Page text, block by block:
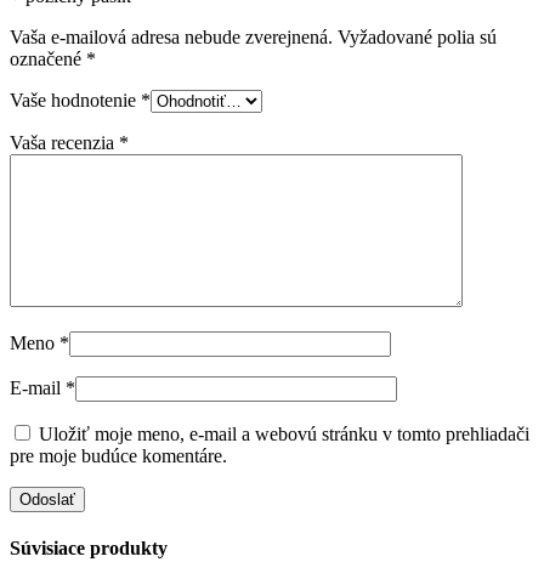
Vaša e-mailová adresa nebude zverejnená. Vyžadované polia sú
označené *
Vaše hodnotenie *
Vaša recenzia *
Meno *
E-mail *
Uložiť moje meno, e-mail a webovú stránku v tomto prehliadači
pre moje budúce komentáre.
Súvisiace produkty